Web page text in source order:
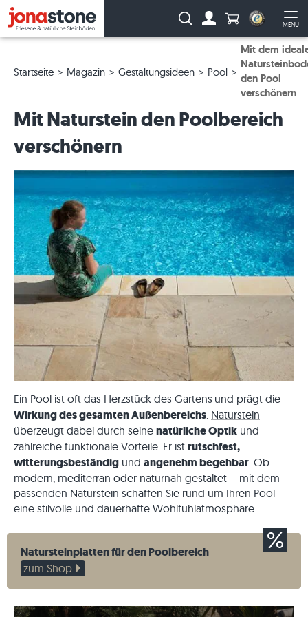
MENU
Suche: Anzahl
Startseite Magazin Gestaltungsideen Pool
Mit dem
den Pool
verschönern
Mit Naturstein den Poolbereich
verschönern
Ein Pool ist oft das Herzstück des Gartens und prägt die
Wirkung des gesamten Außenbereichs. Naturstein
überzeugt dabei durch seine natürliche Optik und
zahlreiche funktionale Vorteile. Er ist rutschfest,
witterungsbeständig und angenehm begehbar. Ob
modern, mediterran oder naturnah gestaltet – mit dem
passenden Naturstein schaffen Sie rund um Ihren Pool
eine stilvolle und dauerhafte Wohlfühlatmosphäre.
Natursteinplatten für den Poolbereich
zum Shop